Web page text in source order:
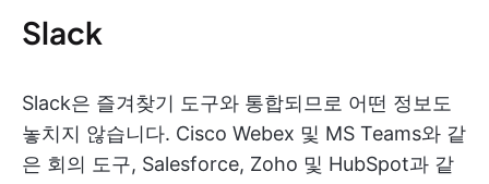
Slack
Slack은 즐겨찾기 도구와 통합되므로 어떤 정보도
놓치지 않습니다. Cisco Webex 및 MS Teams와 같
은 회의 도구, Salesforce, Zoho 및 HubSpot과 같